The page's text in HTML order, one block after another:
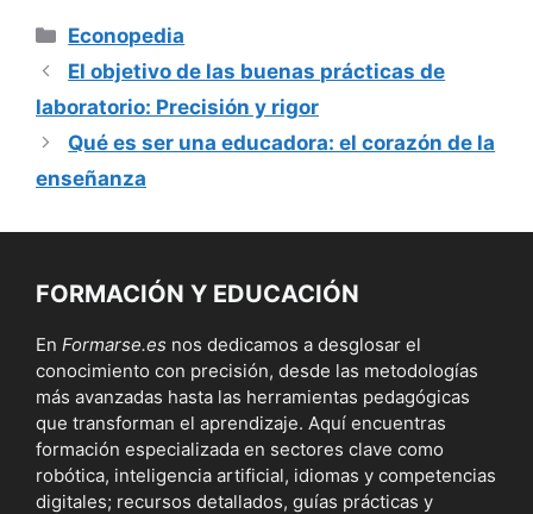
Categorías
Econopedia
El objetivo de las buenas prácticas de
laboratorio: Precisión y rigor
Qué es ser una educadora: el corazón de la
enseñanza
FORMACIÓN Y EDUCACIÓN
En Formarse.es nos dedicamos a desglosar el
conocimiento con precisión, desde las metodologías
más avanzadas hasta las herramientas pedagógicas
que transforman el aprendizaje. Aquí encuentras
formación especializada en sectores clave como
robótica, inteligencia artificial, idiomas y competencias
digitales; recursos detallados, guías prácticas y